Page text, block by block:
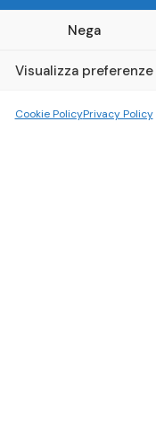
Nega
Visualizza preferenze
Cookie PolicyPrivacy Policy